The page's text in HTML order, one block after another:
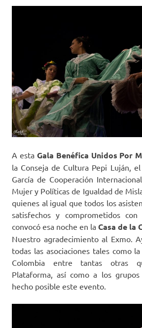
A esta Gala Benéfica Unidos Por
la Conseja de Cultura Pepi Luján,
García de Cooperación
Mujer y Políticas de Igualdad de
quienes al igual que todos los
satisfechos y comprometidos
convocó esa noche en la Casa de la
Nuestro agradecimiento al Exmo.
todas las asociaciones tales como
Colombia entre tantas otras
Plataforma, así como a los
hecho posible este evento.